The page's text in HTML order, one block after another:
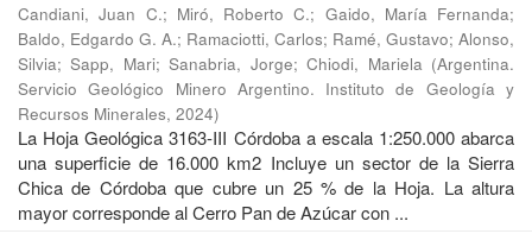
Candiani, Juan C.; Miró, Roberto C.; Gaido, María Fernanda;
Baldo, Edgardo G. A.; Ramaciotti, Carlos; Ramé, Gustavo; Alonso,
Silvia;Sapp, Mari;Sanabria, Jorge;Chiodi, Mariela (Argentina.
Servicio Geológico Minero Argentino. Instituto de Geología y
Recursos Minerales, 2024)
La Hoja Geológica 3163-III Córdoba a escala 1:250.000 abarca
una superficie de 16.000 km2 Incluye un sector de la Sierra
Chica de Córdoba que cubre un 25 % de la Hoja. La altura
mayor corresponde al Cerro Pan de Azúcar con ...